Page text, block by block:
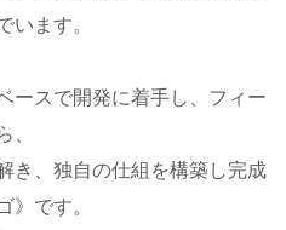
います。
ースで開発に着手し、フィー
、
き、独自の仕組を構築し完成
》です。